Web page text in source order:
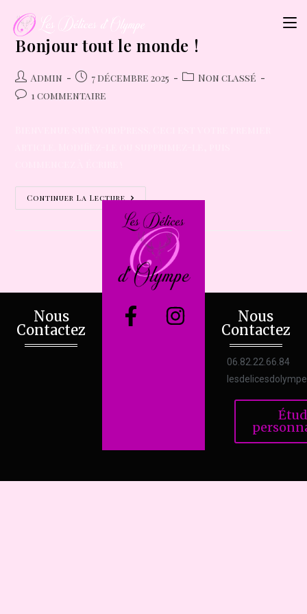
Bonjour tout le monde !
Admin 7 décembre 2025
Non classé
1 commentaire
Continuer La Lecture
Nous
Contactez
Nous
Contactez
06.82.22.66.84